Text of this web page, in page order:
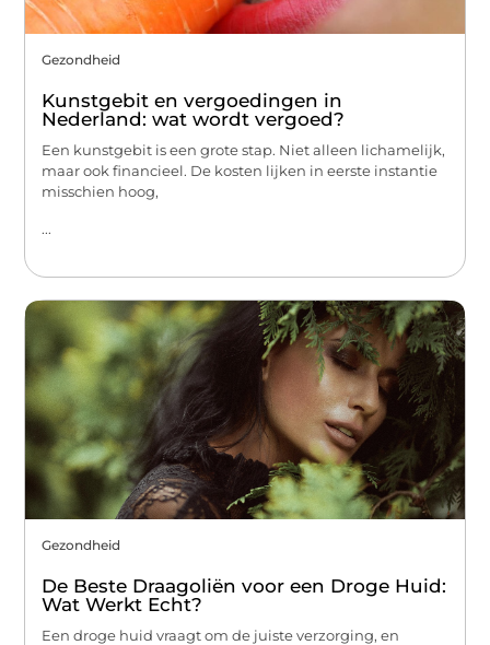
Gezondheid
Kunstgebit en vergoedingen in
Nederland: wat wordt vergoed?
Een kunstgebit is een grote stap. Niet alleen lichamelijk,
maar ook financieel. De kosten lijken in eerste instantie
misschien hoog,
...
Gezondheid
De Beste Draagoliën voor een Droge Huid:
Wat Werkt Echt?
Een droge huid vraagt om de juiste verzorging, en